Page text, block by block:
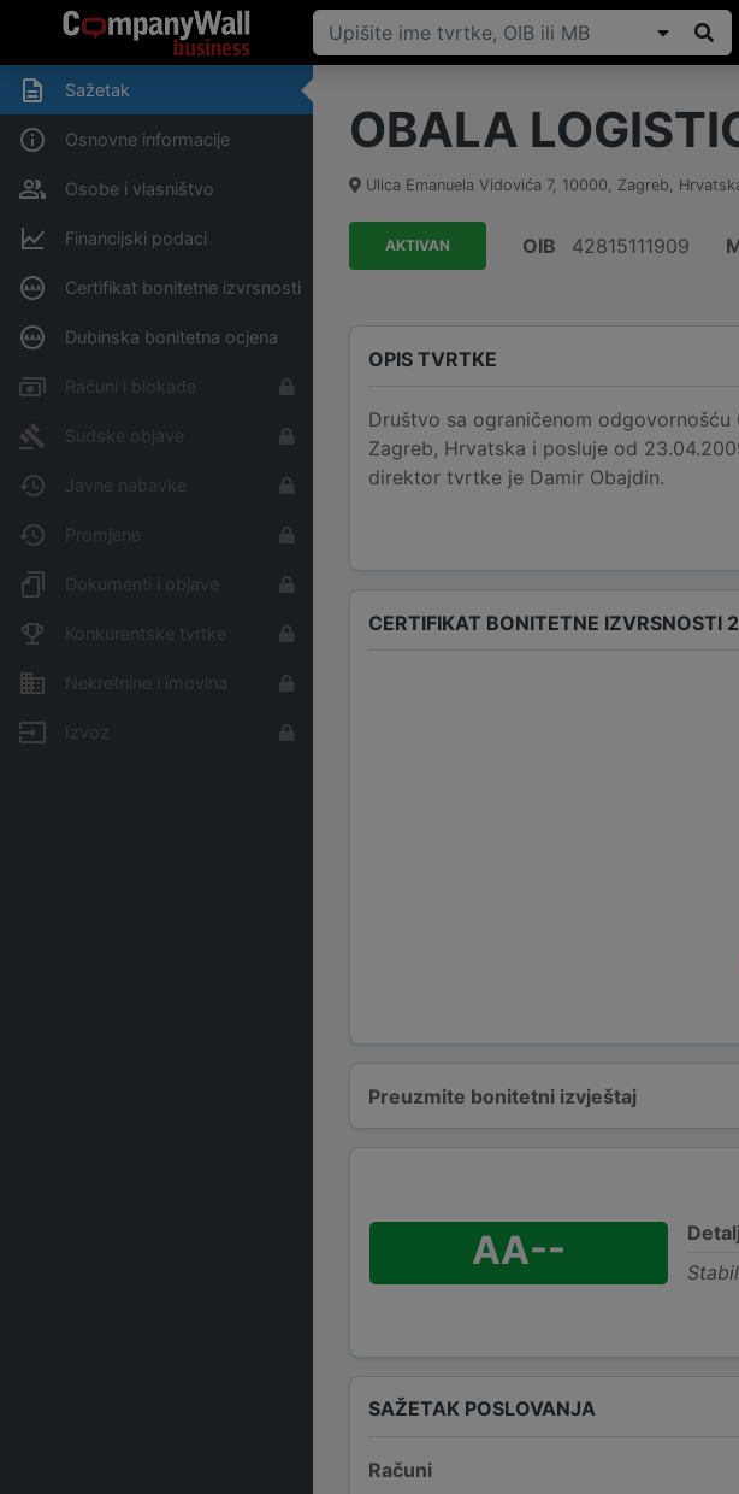
Sažetak
Osnovne informacije
Osobe i vlasništvo
Financijski podaci
Certifikat bonitetne izvrsnosti
Dubinska bonitetna ocjena
Računi i blokade
Sudske objave
Javne nabavke
Promjene
Dokumenti i objave
Konkurentske tvrtke
Nekretnine i imovina
Izvoz
OBALA
Ulica Emanuela Vidovića 7, 10000, Zagreb,
AKTIVAN OIB 42815111909
OPIS TVRTKE
Društvo sa ograničenom odgovornošću
Zagreb, Hrvatska i posluje od
direktor tvrtke je Damir Obajdin.
CERTIFIKAT BONITETNE IZVRSNOSTI
Preuzmite bonitetni izvještaj
AA--
SAŽETAK POSLOVANJA
Računi